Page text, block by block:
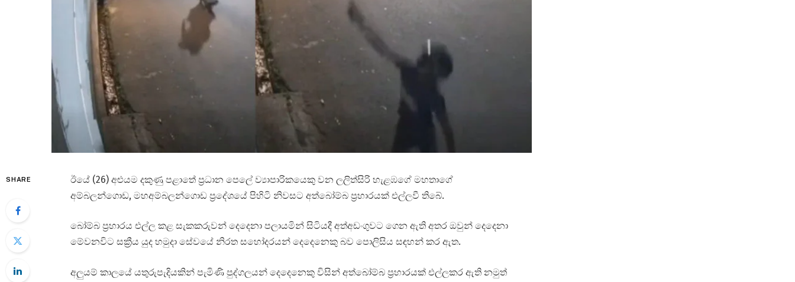
SHARE
ඊයේ (26) අළුයම දකුණු පළාතේ ප්‍රධාන පෙලේ ව්‍යාපාරිකයෙකු වන ලලිත්සිරි හැළඹගේ මහතාගේ
අම්බලන්ගොඩ, මහඅම්බලන්ගොඩ ප්‍රදේශයේ පිහිටි නිවසට අත්බෝම්බ ප්‍රහාරයක් එල්ලවී තිබේ.
බෝම්බ ප්‍රහාරය එල්ල කළ සැකකරුවන් දෙදෙනා පලායමින් සිටියදී අත්අඩංගුවට ගෙන ඇති අතර ඔවුන් දෙදෙනා
මේවනවිට සක්‍රීය යුද හමුදා සේවයේ නිරත සහෝදරයන් දෙදෙනෙකු බව පොලිසිය සඳහන් කර ඇත.
අලුයම් කාලයේ යතුරුපැදියකින් පැමිණි පුද්ගලයන් දෙදෙනෙකු විසින් අත්බෝම්බ ප්‍රහාරයක් එල්ලකර ඇති නමුත්